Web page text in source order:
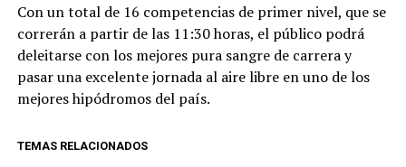
Con un total de 16 competencias de primer nivel, que se
correrán a partir de las 11:30 horas, el público podrá
deleitarse con los mejores pura sangre de carrera y
pasar una excelente jornada al aire libre en uno de los
mejores hipódromos del país.
TEMAS RELACIONADOS